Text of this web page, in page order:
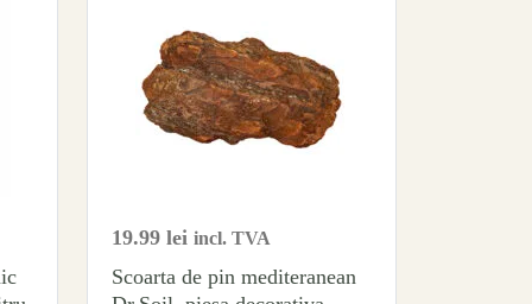
19.99 lei incl. TVA
Scoarta de pin mediteranean